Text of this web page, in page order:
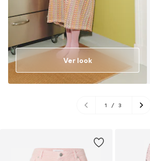
Ver look
1 / 3